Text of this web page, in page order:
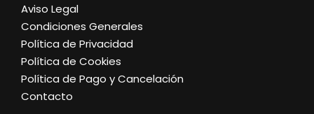
Aviso Legal
Condiciones Generales
Política de Privacidad
Política de Cookies
Política de Pago y Cancelación
Contacto